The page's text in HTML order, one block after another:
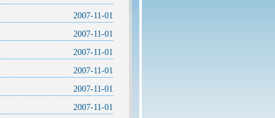
2007-11-01
2007-11-01
2007-11-01
2007-11-01
2007-11-01
2007-11-01